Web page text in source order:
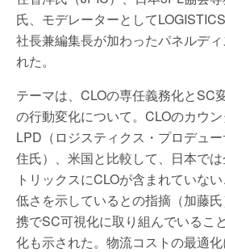
氏、モデレーターとして
社長兼編集長が加わったパネルデ
れた。
テーマは、CLOの専任義務化とSC
の行動変化について。CLOのカウ
LPD（ロジスティクス・プロデュ
住氏）、米国と比較して、日本で
トリックスにCLOが含まれていな
低さを示しているとの指摘（加藤
携でSC可視化に取り組んでいるこ
化も示された。物流コストの最適